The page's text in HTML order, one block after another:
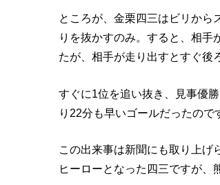
ところが、金栗四三はビリから
りを抜かすのみ。すると、相手
たが、相手が走り出すとすぐ後
すぐに1位を追い抜き、見事優
り22分も早いゴールだったので
この出来事は新聞にも取り上げ
ヒーローとなった四三ですが、